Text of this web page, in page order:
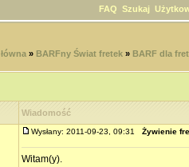
FAQ Szukaj
» BARFny Świat fretek» BARF dla
Wiadomość
Wysłany: 2011-09-23, 09:31 Żywienie
Witam(y).